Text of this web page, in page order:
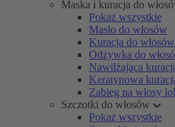
Maska i kuracja do
Pokaż wszystkie
Masło do włosów
Kuracja do
Odżywka do
Nawilżająca
Keratynowa
Zabieg na włosy
Szczotki do włosów
Pokaż wszystkie